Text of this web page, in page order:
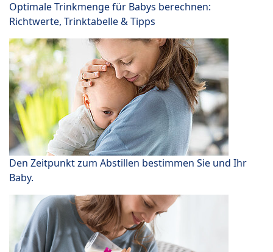
Optimale Trinkmenge für Babys berechnen:
Richtwerte, Trinktabelle & Tipps
Den Zeitpunkt zum Abstillen bestimmen Sie und Ihr
Baby.